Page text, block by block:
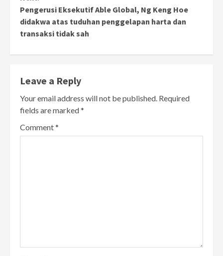
Pengerusi Eksekutif Able Global, Ng Keng Hoe
didakwa atas tuduhan penggelapan harta dan
transaksi tidak sah
Leave a Reply
Your email address will not be published. Required
fields are marked*
Comment*